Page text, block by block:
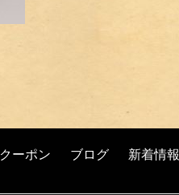
クーポン ブログ 新着情報